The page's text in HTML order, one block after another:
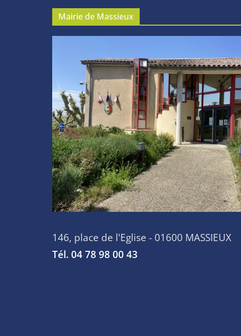
Mairie de Massieux
146, place de l'Eglise - 01600 MASSIEUX
Tél. 04 78 98 00 43